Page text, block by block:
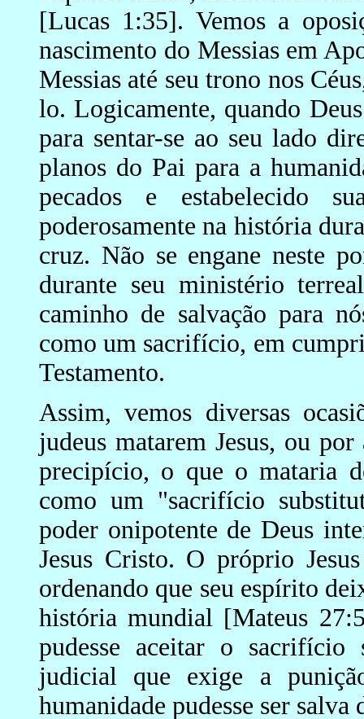
[Lucas 1:35]. Vemos a
nascimento do Messias em
Messias até seu trono nos
lo. Logicamente, quando
para sentar-se ao seu lado
planos do Pai para a
pecados e estabelecido
poderosamente na história
cruz. Não se engane neste
durante seu ministério
caminho de salvação para
como um sacrifício, em
Testamento.
Assim, vemos diversas
judeus matarem Jesus, ou
precipício, o que o mataria
como um "sacrifício
poder onipotente de Deus
Jesus Cristo. O próprio
ordenando que seu espírito
história mundial [Mateus
pudesse aceitar o sacrifício
judicial que exige a
humanidade pudesse ser